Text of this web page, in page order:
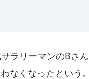
ラリーマンのBさ
なくなったという。